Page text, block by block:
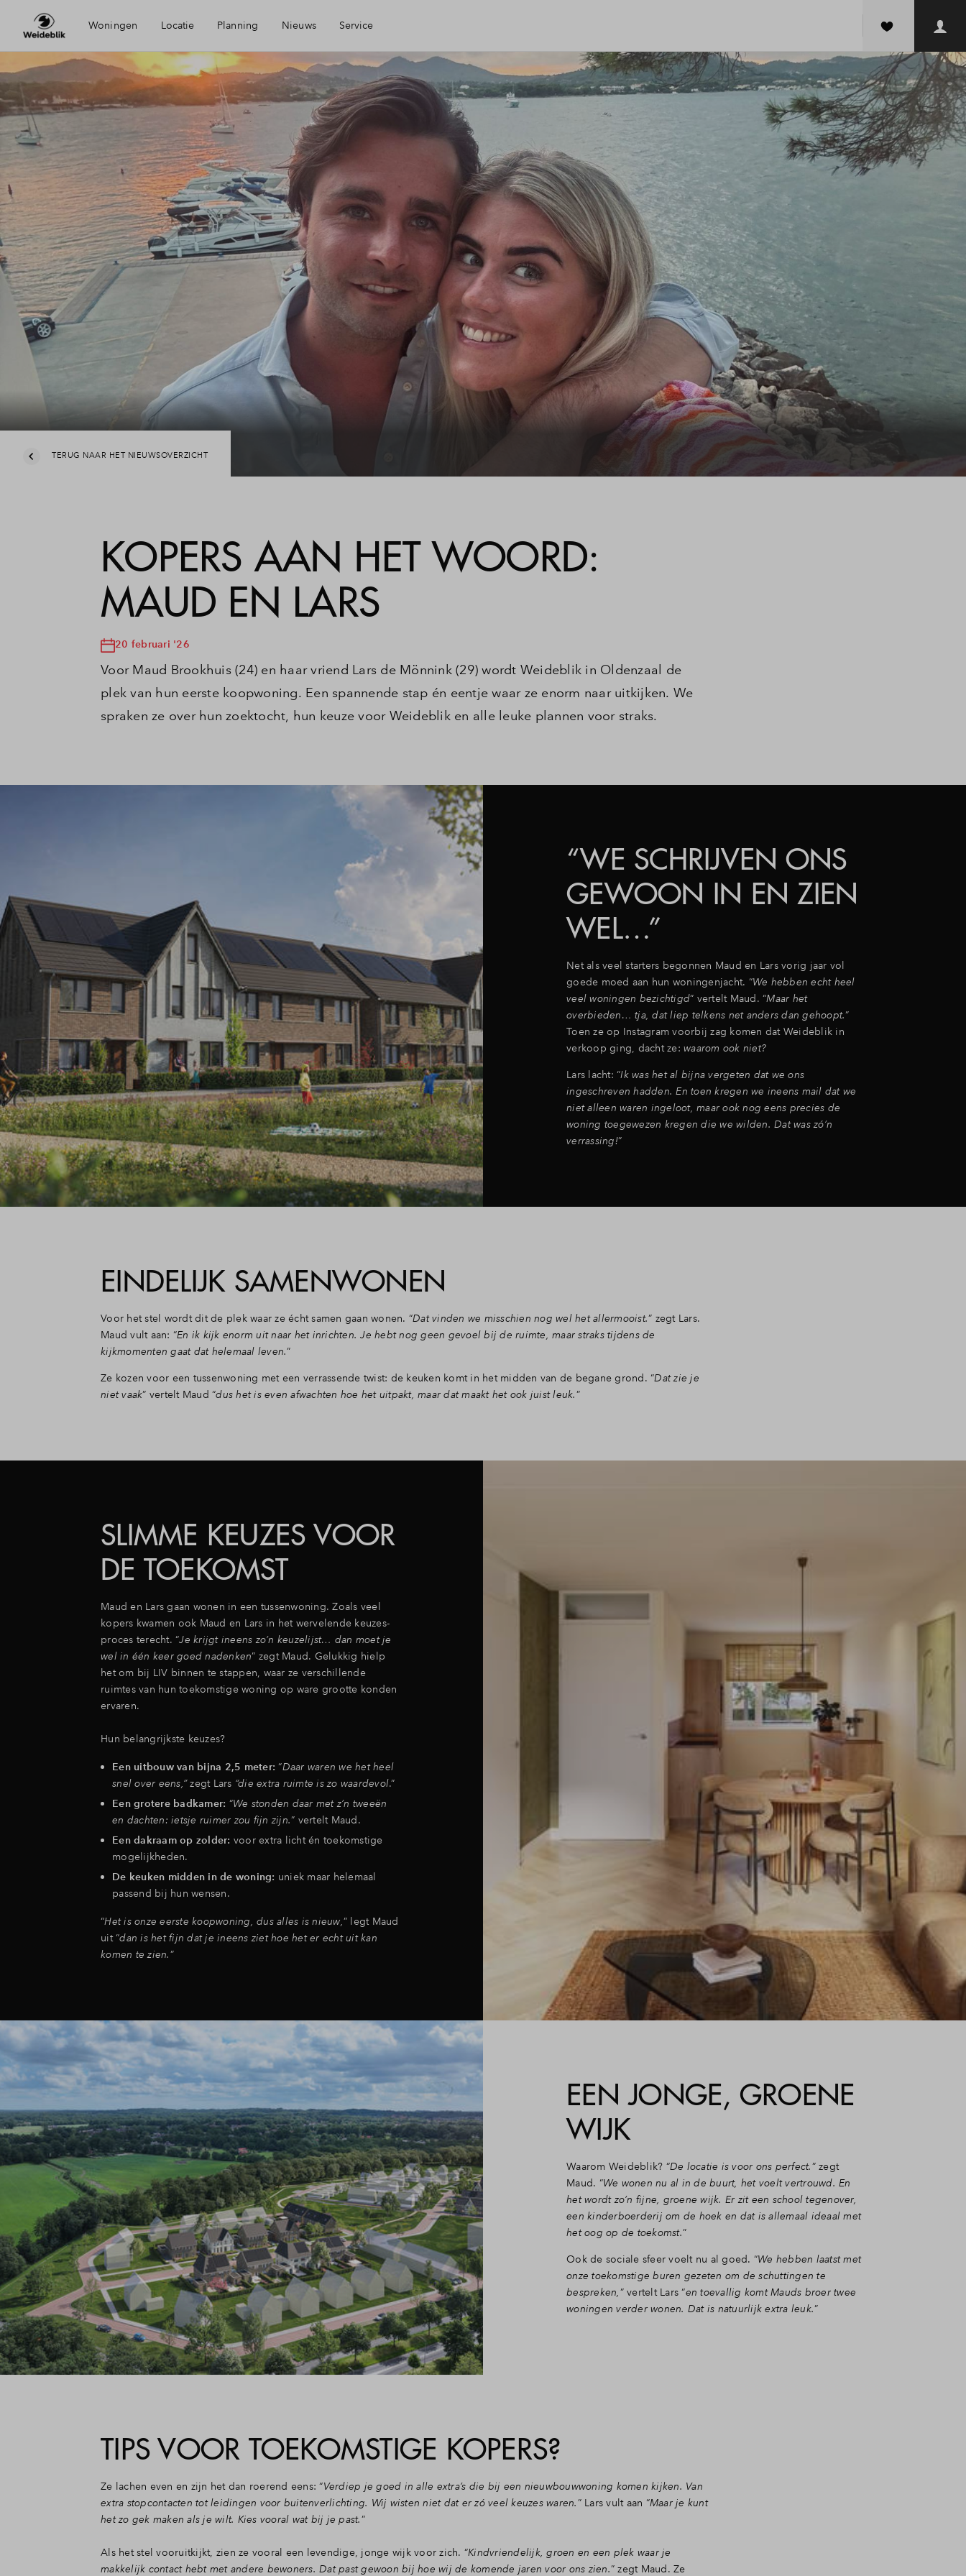
Woningen Locatie
Bereikbaarheid
Voorzieningen
Duurzaamheid
Oldenzaal
Planning Nieuws Service
Mijn Eigen Huis
Financiele check
Financiering
Toewijzing
Woning kopen
Leeswijzer
Veelgestelde vragen
TERUG NAAR HET NIEUWSOVERZICHT
KOPERS AAN HET WOORD:
MAUD EN LARS
20 februari '26
Voor Maud Brookhuis (24) en haar vriend Lars de Mönnink (29) wordt Weideblik in Oldenzaal de
plek van hun eerste koopwoning. Een spannende stap én eentje waar ze enorm naar uitkijken. We
spraken ze over hun zoektocht, hun keuze voor Weideblik en alle leuke plannen voor straks.
“WE SCHRIJVEN ONS
GEWOON IN EN ZIEN
WEL…”
Net als veel starters begonnen Maud en Lars vorig jaar vol
goede moed aan hun woningenjacht. “We hebben echt heel
veel woningen bezichtigd” vertelt Maud. “Maar het
overbieden… tja, dat liep telkens net anders dan gehoopt.”
Toen ze op Instagram voorbij zag komen dat Weideblik in
verkoop ging, dacht ze: waarom ook niet?
Lars lacht: “Ik was het al bijna vergeten dat we ons
ingeschreven hadden. En toen kregen we ineens mail dat we
niet alleen waren ingeloot, maar ook nog eens precies de
woning toegewezen kregen die we wilden. Dat was zó’n
verrassing!”
EINDELIJK SAMENWONEN
Voor het stel wordt dit de plek waar ze écht samen gaan wonen. “Dat vinden we misschien nog wel het allermooist.” zegt Lars.
Maud vult aan: “En ik kijk enorm uit naar het inrichten. Je hebt nog geen gevoel bij de ruimte, maar straks tijdens de
kijkmomenten gaat dat helemaal leven.”
Ze kozen voor een tussenwoning met een verrassende twist: de keuken komt in het midden van de begane grond. “Dat zie je
niet vaak” vertelt Maud “dus het is even afwachten hoe het uitpakt, maar dat maakt het ook juist leuk.”
SLIMME KEUZES VOOR
DE TOEKOMST
Maud en Lars gaan wonen in een tussenwoning. Zoals veel
kopers kwamen ook Maud en Lars in het wervelende keuzes-
proces terecht. “Je krijgt ineens zo’n keuzelijst… dan moet je
wel in één keer goed nadenken” zegt Maud. Gelukkig hielp
het om bij LIV binnen te stappen, waar ze verschillende
ruimtes van hun toekomstige woning op ware grootte konden
ervaren.
Hun belangrijkste keuzes?
Een uitbouw van bijna 2,5 meter:“Daar waren we het heel
snel over eens,”zegt Lars “die extra ruimte is zo waardevol.”
Een grotere badkamer: “We stonden daar met z’n tweeën
en dachten: ietsje ruimer zou fijn zijn.” vertelt Maud.
Een dakraam op zolder: voor extra licht én toekomstige
mogelijkheden.
De keuken midden in de woning: uniek maar helemaal
passend bij hun wensen.
“Het is onze eerste koopwoning, dus alles is nieuw,” legt Maud
uit “dan is het fijn dat je ineens ziet hoe het er echt uit kan
komen te zien.”
EEN JONGE, GROENE
WIJK
Waarom Weideblik? “De locatie is voor ons perfect.” zegt
Maud. “We wonen nu al in de buurt, het voelt vertrouwd. En
het wordt zo’n fijne, groene wijk. Er zit een school tegenover,
een kinderboerderij om de hoek en dat is allemaal ideaal met
het oog op de toekomst.”
Ook de sociale sfeer voelt nu al goed. “We hebben laatst met
onze toekomstige buren gezeten om de schuttingen te
bespreken,” vertelt Lars “en toevallig komt Mauds broer twee
woningen verder wonen. Dat is natuurlijk extra leuk.”
TIPS VOOR TOEKOMSTIGE KOPERS?
Ze lachen even en zijn het dan roerend eens: “Verdiep je goed in alle extra’s die bij een nieuwbouwwoning komen kijken. Van
extra stopcontacten tot leidingen voor buitenverlichting. Wij wisten niet dat er zó veel keuzes waren.” Lars vult aan “Maar je kunt
het zo gek maken als je wilt. Kies vooral wat bij je past.”
Als het stel vooruitkijkt, zien ze vooral een levendige, jonge wijk voor zich. “Kindvriendelijk, groen en een plek waar je
makkelijk contact hebt met andere bewoners. Dat past gewoon bij hoe wij de komende jaren voor ons zien.” zegt Maud. Ze